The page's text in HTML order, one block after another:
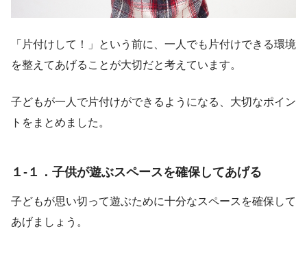
「片付けして！」という前に、一人でも片付けできる環境
を整えてあげることが大切だと考えています。
子どもが一人で片付けができるようになる、大切なポイン
トをまとめました。
１-１．子供が遊ぶスペースを確保してあげる
子どもが思い切って遊ぶために十分なスペースを確保して
あげましょう。